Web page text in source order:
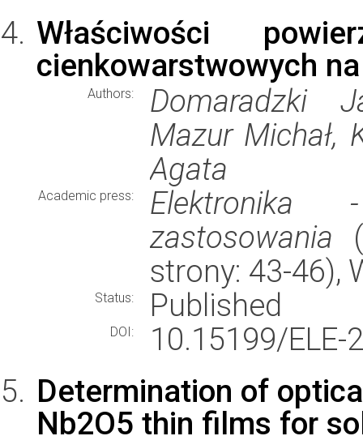
Właściwości
cienkowarstwowych
Authors:
Domaradzki
Mazur Michał,
Agata
Academic press:
Elektronika
zastosowania
strony: 43-46),
Status: Published
DOI:
10.15199/
Determination of
Nb2O5 thin films for